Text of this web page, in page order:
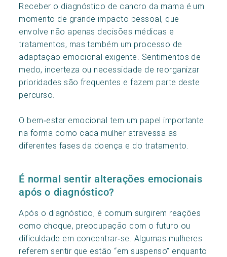
Receber o diagnóstico de cancro da mama é um
momento de grande impacto pessoal, que
envolve não apenas decisões médicas e
tratamentos, mas também um processo de
adaptação emocional exigente. Sentimentos de
medo, incerteza ou necessidade de reorganizar
prioridades são frequentes e fazem parte deste
percurso.
O bem‑estar emocional tem um papel importante
na forma como cada mulher atravessa as
diferentes fases da doença e do tratamento.
É normal sentir alterações emocionais
após o diagnóstico?
Após o diagnóstico, é comum surgirem reações
como choque, preocupação com o futuro ou
dificuldade em concentrar‑se. Algumas mulheres
referem sentir que estão “em suspenso” enquanto